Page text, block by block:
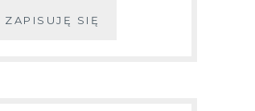
ZAPISUJĘ SIĘ